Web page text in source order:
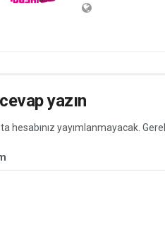
yazın
hesabınız yayımlanmayacak.